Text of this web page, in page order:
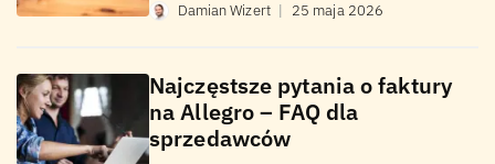
Damian Wizert 25 maja 2026
Najczęstsze pytania o faktury
na Allegro – FAQ dla
sprzedawców